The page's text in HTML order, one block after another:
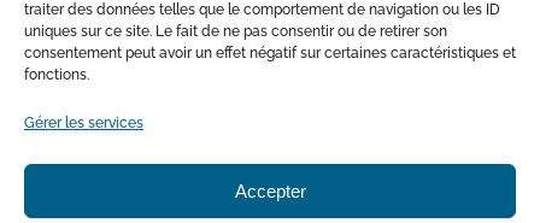
traiter des données telles que le comportement de navigation ou les ID
uniques sur ce site. Le fait de ne pas consentir ou de retirer son
consentement peut avoir un effet négatif sur certaines caractéristiques et
fonctions.
Gérer les services
Accepter
Avec la participation financière du Ministère de l’Environnement
et de la Lutte contre les changements climatiques